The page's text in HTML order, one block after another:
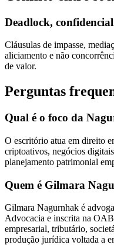
Deadlock,
Cláusulas de impasse,
aliciamento e não
de valor.
Perguntas
Qual é o foco da
O escritório atua em direito
criptoativos, negócios
planejamento patrimonial
Quem é Gilmara
Gilmara Nagurnhak é
Advocacia e inscrita na
empresarial, tributário,
produção jurídica voltada a